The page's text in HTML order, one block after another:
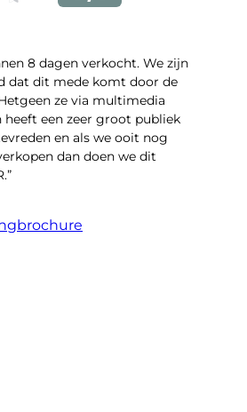
8 dagen verkocht. We zijn
dat dit mede komt door de
ze via multimedia
heeft een zeer groot publiek
en als we ooit nog
dan doen we dit